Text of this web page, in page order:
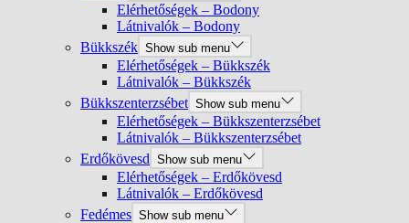
Elérhetőségek – Bodony
Látnivalók – Bodony
Bükkszék Show sub menu
Elérhetőségek – Bükkszék
Látnivalók – Bükkszék
Bükkszenterzsébet Show sub menu
Elérhetőségek – Bükkszenterzsébet
Látnivalók – Bükkszenterzsébet
Erdőkövesd Show sub menu
Elérhetőségek – Erdőkövesd
Látnivalók – Erdőkövesd
Fedémes Show sub menu